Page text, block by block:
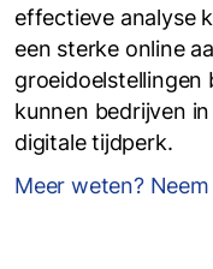
effectieve analyse
een sterke online
groeidoelstellingen
kunnen bedrijven
digitale tijdperk.
Meer weten?